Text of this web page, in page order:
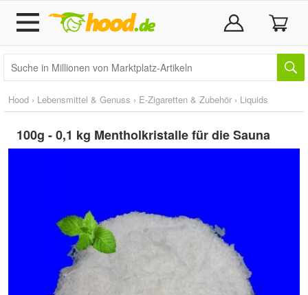
Hood › Lebensmittel & Genuss › E-Zigaretten & Zubehör › Liquids
100g - 0,1 kg Mentholkristalle für die Sauna